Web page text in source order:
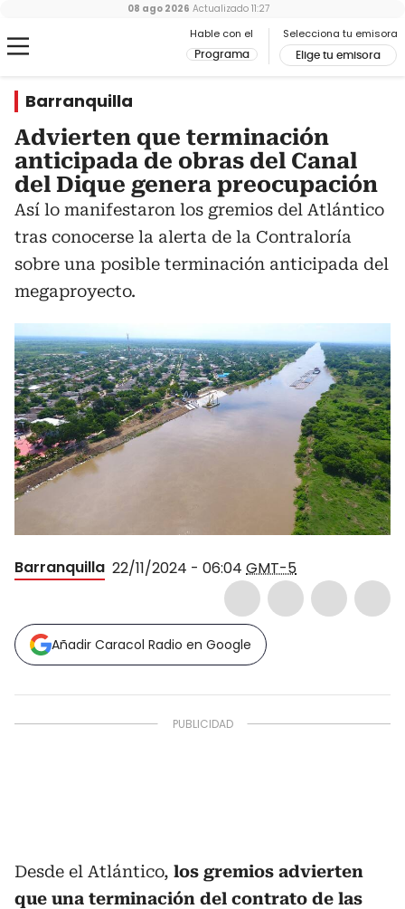
Hable con el
Programa
Selecciona tu emisora
Elige tu emisora
08 ago 2026 Actualizado 11:27
Barranquilla
Advierten que terminación
anticipada de obras del Canal
del Dique genera preocupación
Así lo manifestaron los gremios del Atlántico
tras conocerse la alerta de la Contraloría
sobre una posible terminación anticipada del
megaproyecto.
Barranquilla 22/11/2024 - 06:04 GMT-5
Añadir Caracol Radio en Google
Desde el Atlántico, los gremios advierten
que una terminación del contrato de las